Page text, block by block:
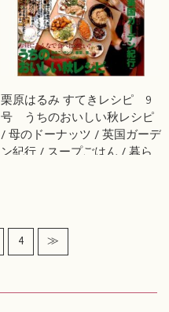
栗原はるみ すてきレシピ 9
号 うちのおいしい秋レシピ
/ 母のドーナッツ / 英国ガーデ
ン紀行 / スープごはん / 暮ら
4 ≫